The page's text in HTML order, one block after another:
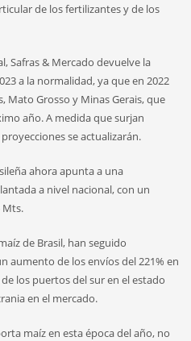
de los fertilizantes y de los
Safras & Mercado devuelve la
a la normalidad, ya que en 2022
Mato Grosso y Minas Gerais, que
año. A medida que surjan
se actualizarán.
ahora apunta a una
a nivel nacional, con un
Mts.
de Brasil, han seguido
aumento de los envíos del 221% en
los puertos del sur en el estado
en el mercado.
maíz en esta época del año, no